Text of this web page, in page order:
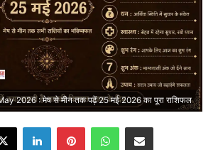
2026 : मेष से मीन तक पढ़ें 25 मई 2026 का पूरा राशिफल
X LinkedInPinterestWhatsAppShare via Email